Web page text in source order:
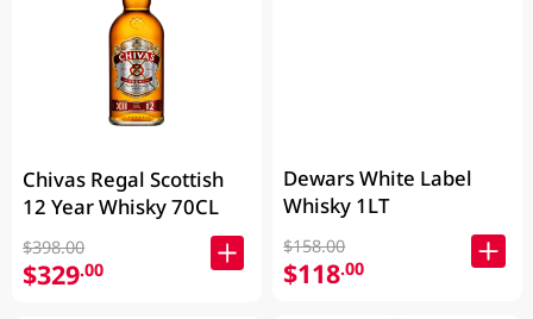
Chivas Regal Scottish
12 Year Whisky 70CL
$398.00
$329.00
Dewars White Label
Whisky 1LT
$158.00
$118.00